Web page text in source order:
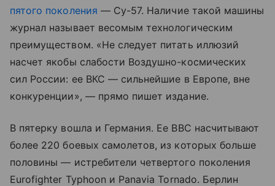
пятого поколения — Су-57. Наличие такой машины
журнал называет весомым технологическим
преимуществом. «Не следует питать иллюзий
насчет якобы слабости Воздушно-космических
сил России: ее ВКС — сильнейшие в Европе, вне
конкуренции», — прямо пишет издание.
В пятерку вошла и Германия. Ее ВВС насчитывают
более 220 боевых самолетов, из которых больше
половины — истребители четвертого поколения
Eurofighter Typhoon и Panavia Tornado. Берлин